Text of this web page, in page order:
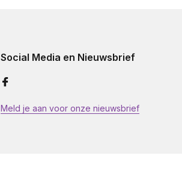
Social Media en Nieuwsbrief
Meld je aan voor onze nieuwsbrief